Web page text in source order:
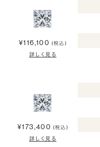
¥116,100 (税込)
詳しく見る
¥173,400 (税込)
詳しく見る